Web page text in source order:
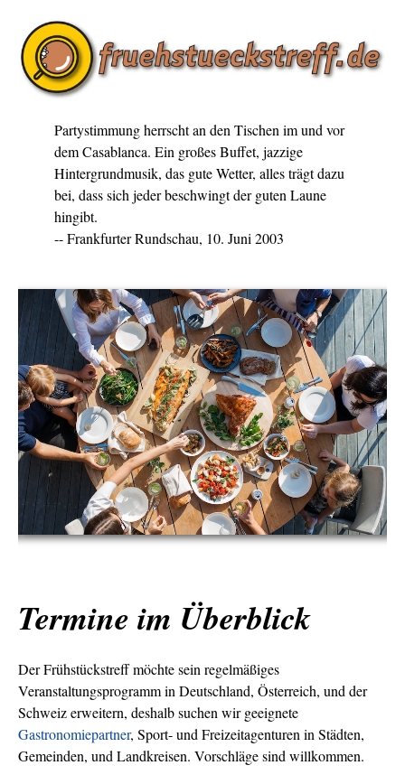
Partystimmung herrscht an den Tischen im und vor
dem Casablanca. Ein großes Buffet, jazzige
Hintergrundmusik, das gute Wetter, alles trägt dazu
bei, dass sich jeder beschwingt der guten Laune
hingibt.
-- Frankfurter Rundschau, 10. Juni 2003
Termine im Überblick
Der Frühstückstreff möchte sein regelmäßiges
Veranstaltungsprogramm in Deutschland, Österreich, und der
Schweiz erweitern, deshalb suchen wir geeignete
Gastronomiepartner, Sport- und Freizeitagenturen in Städten,
Gemeinden, und Landkreisen. Vorschläge sind willkommen.